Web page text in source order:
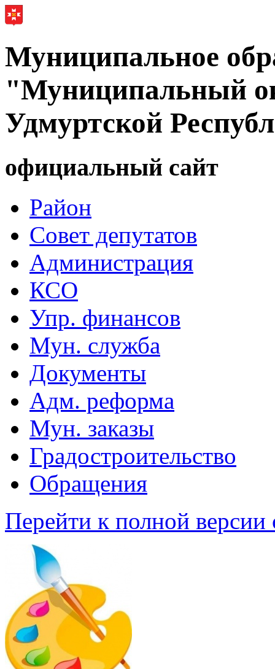
Муниципальное
"Муниципальный
Удмуртской
официальный сайт
Район
Совет депутатов
Администрация
КСО
Упр. финансов
Мун. служба
Документы
Адм. реформа
Мун. заказы
Градостроительство
Обращения
Перейти к полной версии